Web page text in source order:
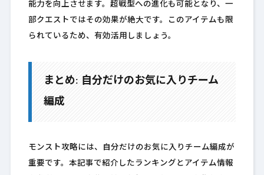
能力を向上させます。超戦型への進化も可能となり、一
部クエストではその効果が絶大です。このアイテムも限
られているため、有効活用しましょう。
まとめ: 自分だけのお気に入りチーム
編成
モンスト攻略には、自分だけのお気に入りチーム編成が
重要です。本記事で紹介したランキングとアイテム情報